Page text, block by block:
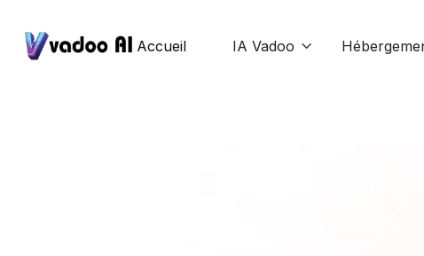
Accueil IA Vadoo 